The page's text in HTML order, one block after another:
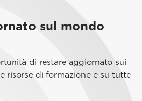
sul mondo
di restare aggiornato sui
risorse di formazione e su tutte